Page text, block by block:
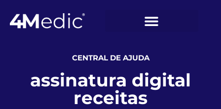
CENTRAL DE AJUDA
assinatura digital
receitas